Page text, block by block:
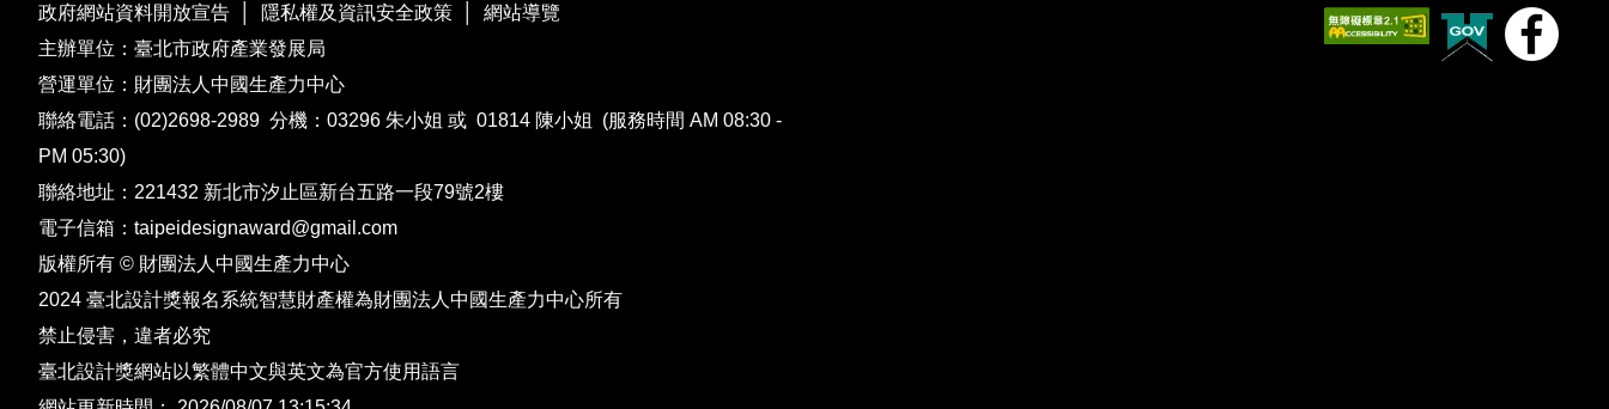
政府網站資料開放宣告 隱私權及資訊安全政策
網站導覽
主辦單位：臺北市政府產業發展局
營運單位：財團法人中國生產力中心
聯絡電話： (02)2698-2989 分機：03296 朱小姐 或 01814 陳小姐 (服務時間 AM 08:30 -
PM 05:30)
聯絡地址：221432 新北市汐止區新台五路一段79號2樓
電子信箱： taipeidesignaward@gmail.com
版權所有 © 財團法人中國生產力中心
2024 臺北設計獎報名系統智慧財產權為財團法人中國生產力中心所有
禁止侵害，違者必究
臺北設計獎網站以繁體中文與英文為官方使用語言